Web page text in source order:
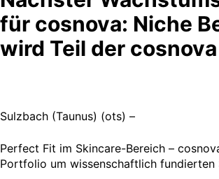
für cosnova: Niche
wird Teil der
Sulzbach (Taunus) (ots) –
Perfect Fit im Skincare-Bereich –
Portfolio um wissenschaftlich fundierten